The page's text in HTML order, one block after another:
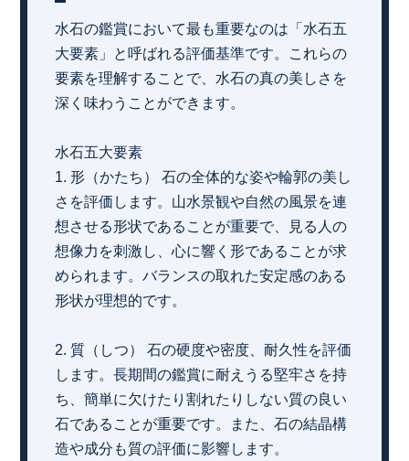
水石の鑑賞において最も重要なのは「水石五
大要素」と呼ばれる評価基準です。これらの
要素を理解することで、水石の真の美しさを
深く味わうことができます。
水石五大要素
1. 形（かたち） 石の全体的な姿や輪郭の美し
さを評価します。山水景観や自然の風景を連
想させる形状であることが重要で、見る人の
想像力を刺激し、心に響く形であることが求
められます。バランスの取れた安定感のある
形状が理想的です。
2. 質（しつ） 石の硬度や密度、耐久性を評価
します。長期間の鑑賞に耐えうる堅牢さを持
ち、簡単に欠けたり割れたりしない質の良い
石であることが重要です。また、石の結晶構
造や成分も質の評価に影響します。